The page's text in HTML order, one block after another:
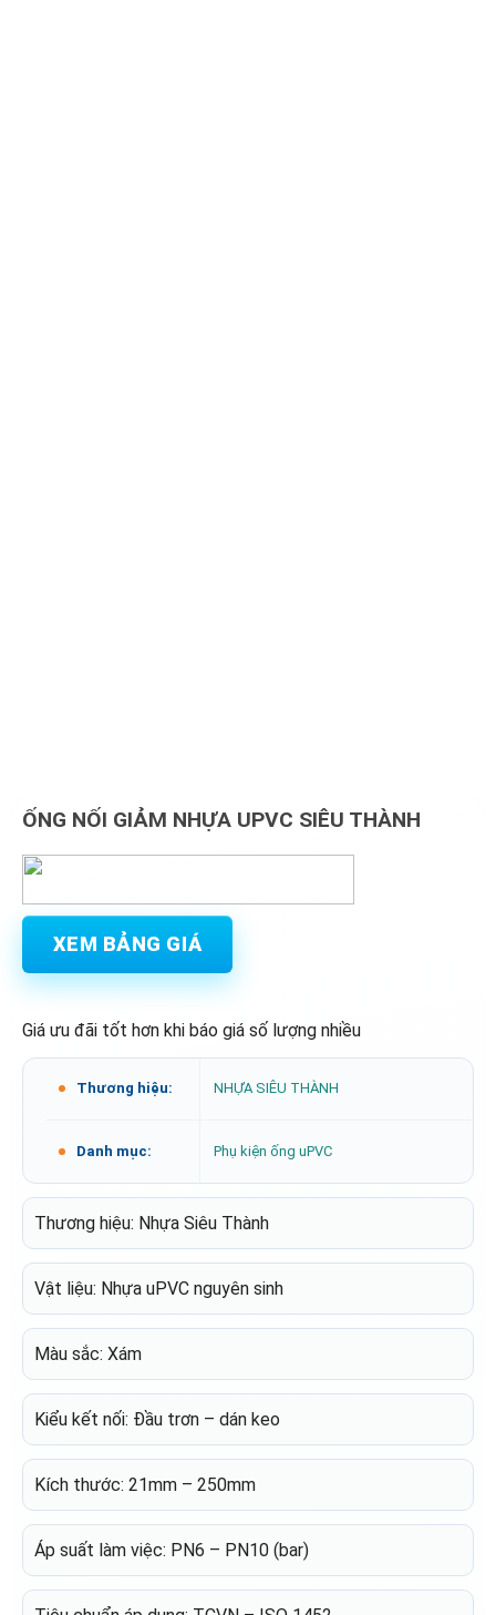
ỐNG NỐI GIẢM NHỰA UPVC SIÊU THÀNH
XEM BẢNG GIÁ
Giá ưu đãi tốt hơn khi báo giá số lượng nhiều
Thương hiệu: NHỰA SIÊU THÀNH
Danh mục: Phụ kiện ống uPVC
Thương hiệu: Nhựa Siêu Thành
Vật liệu: Nhựa uPVC nguyên sinh
Màu sắc: Xám
Kiểu kết nối: Đầu trơn – dán keo
Kích thước: 21mm – 250mm
Áp suất làm việc: PN6 – PN10 (bar)